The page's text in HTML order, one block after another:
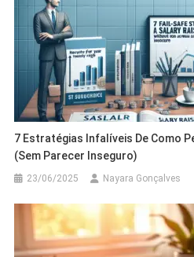
7 Estratégias Infalíveis De Como
(Sem Parecer Inseguro)
23/06/2025 Nayara Gonçalves